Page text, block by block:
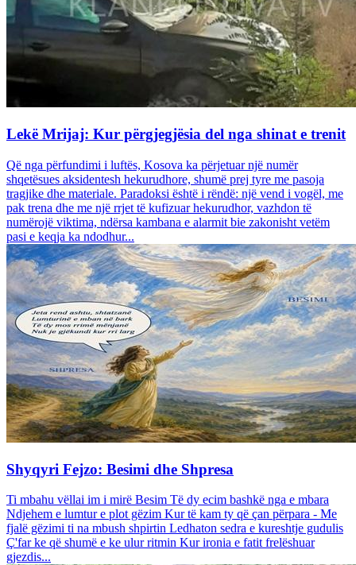
Lekë Mrijaj: Kur përgjegjësia del nga shinat e trenit
Që nga përfundimi i luftës, Kosova ka përjetuar një numër
shqetësues aksidentesh hekurudhore, shumë prej tyre me pasoja
tragjike dhe materiale. Paradoksi është i rëndë: një vend i vogël, me
pak trena dhe me një rrjet të kufizuar hekurudhor, vazhdon të
numërojë viktima, ndërsa kambana e alarmit bie zakonisht vetëm
pasi e keqja ka ndodhur...
Shyqyri Fejzo: Besimi dhe Shpresa
Ti mbahu vëllai im i mirë Besim Të dy ecim bashkë nga e mbara
Ndjehem e lumtur e plot gëzim Kur të kam ty që çan përpara - Me
fjalë gëzimi ti na mbush shpirtin Ledhaton sedra e kureshtje gudulis
Ç'far ke që shumë e ke ulur ritmin Kur ironia e fatit frelëshuar
gjezdis...